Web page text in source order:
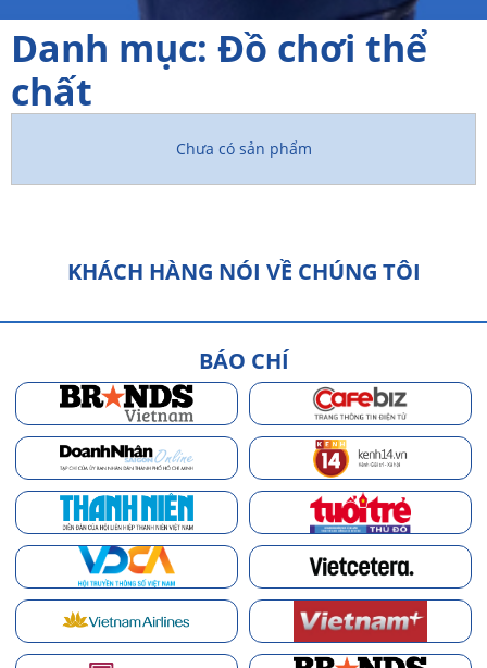
Danh mục: Đồ chơi thể
chất
Chưa có sản phẩm
KHÁCH HÀNG NÓI VỀ CHÚNG TÔI
BÁO CHÍ